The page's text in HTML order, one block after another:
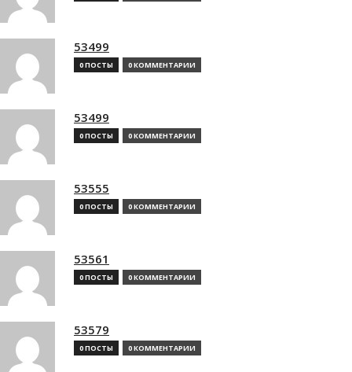
53499
0 ПОСТЫ 0 КОММЕНТАРИИ
53499
0 ПОСТЫ 0 КОММЕНТАРИИ
53555
0 ПОСТЫ 0 КОММЕНТАРИИ
53561
0 ПОСТЫ 0 КОММЕНТАРИИ
53579
0 ПОСТЫ 0 КОММЕНТАРИИ